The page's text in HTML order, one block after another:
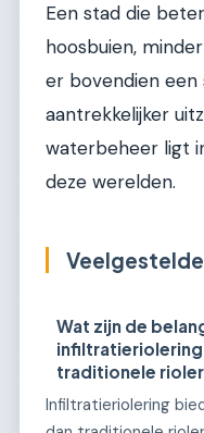
Een stad die
hoosbuien,
er bovendien
aantrekkelijker
waterbeheer ligt
deze werelden.
Wat zijn de
traditionele
Infiltratieriolering